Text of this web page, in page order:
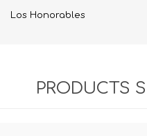
Los Honorables
PRODUCTS